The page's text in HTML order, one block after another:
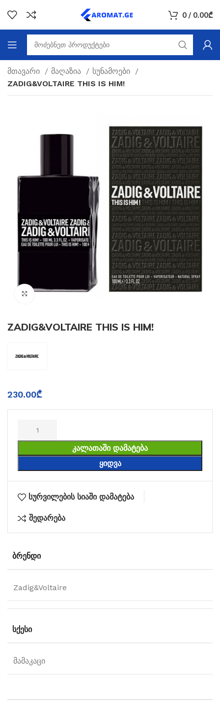
0 / 0.00₾
მთავარი მაღაზია
სუნამოები
ZADIG&VOLTAIRE THIS IS HIM!
Click to enlarge
ZADIG&VOLTAIRE THIS IS HIM!
230.00₾
ᲙᲐᲚᲐᲗᲐᲨᲘ ᲓᲐᲛᲐᲢᲔᲑᲐ
ᲧᲘᲓᲕᲐ
სურვილების სიაში დამატება
შედარება
ᲑᲠᲔᲜᲓᲘ
Zadig&Voltaire
ᲡᲥᲔᲡᲘ
მამაკაცი